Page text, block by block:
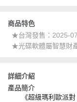
商品特色
★台灣發售：2025-
★光碟軟體屬智慧財
詳細介紹
產品簡介
《超級瑪利歐派對